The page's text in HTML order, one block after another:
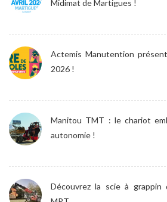
Midimat de Martigues !
Actemis Manutention
2026 !
Manitou TMT : le chariot
autonomie !
Découvrez la scie à grappin